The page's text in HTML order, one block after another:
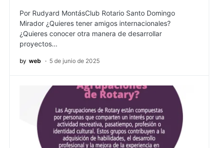
Por Rudyard MontásClub Rotario Santo Domingo
Mirador ¿Quieres tener amigos internacionales?
¿Quieres conocer otra manera de desarrollar
proyectos…
by web 5 de junio de 2025